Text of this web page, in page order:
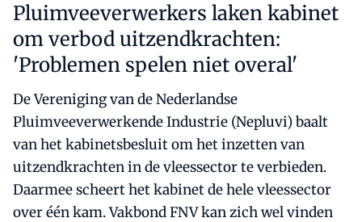
Pluimveeverwerkers laken kabinet
om verbod uitzendkrachten:
'Problemen spelen niet overal'
De Vereniging van de Nederlandse
Pluimveeverwerkende Industrie (Nepluvi) baalt
van het kabinetsbesluit om het inzetten van
uitzendkrachten in de vleessector te verbieden.
Daarmee scheert het kabinet de hele vleessector
over één kam. Vakbond FNV kan zich wel vinden